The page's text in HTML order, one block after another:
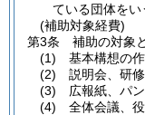
ている団体をい
(補助対象経費)
第3条
補助の対象
(1)
基本構想の
(2)
説明会、研
(3)
広報紙、パ
(4)
全体会議、